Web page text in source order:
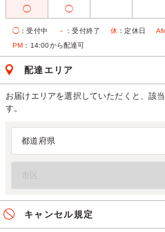
◯ ◯
◯ ：受付中 － ：受付終了 休 ：定休日
PM ：14:00から配達可
配達エリア
お届けエリアを選択していただくと、該
す。
キャンセル規定